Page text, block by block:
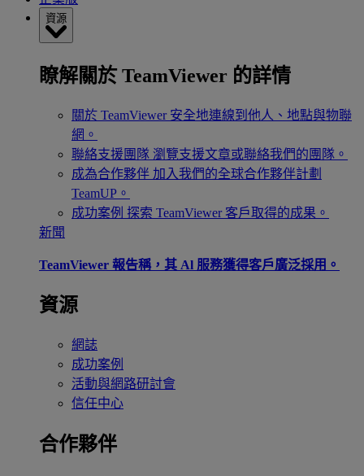
資源
瞭解關於 TeamViewer 的詳情
關於 TeamViewer 安全地連線到他人、地點與物聯
網。
聯絡支援團隊 瀏覽支援文章或聯絡我們的團隊。
成為合作夥伴 加入我們的全球合作夥伴計劃
TeamUP。
成功案例 探索 TeamViewer 客戶取得的成果。
新聞
TeamViewer 報告稱，其 Al 服務獲得客戶廣泛採用。
資源
網誌
成功案例
活動與網路研討會
信任中心
合作夥伴